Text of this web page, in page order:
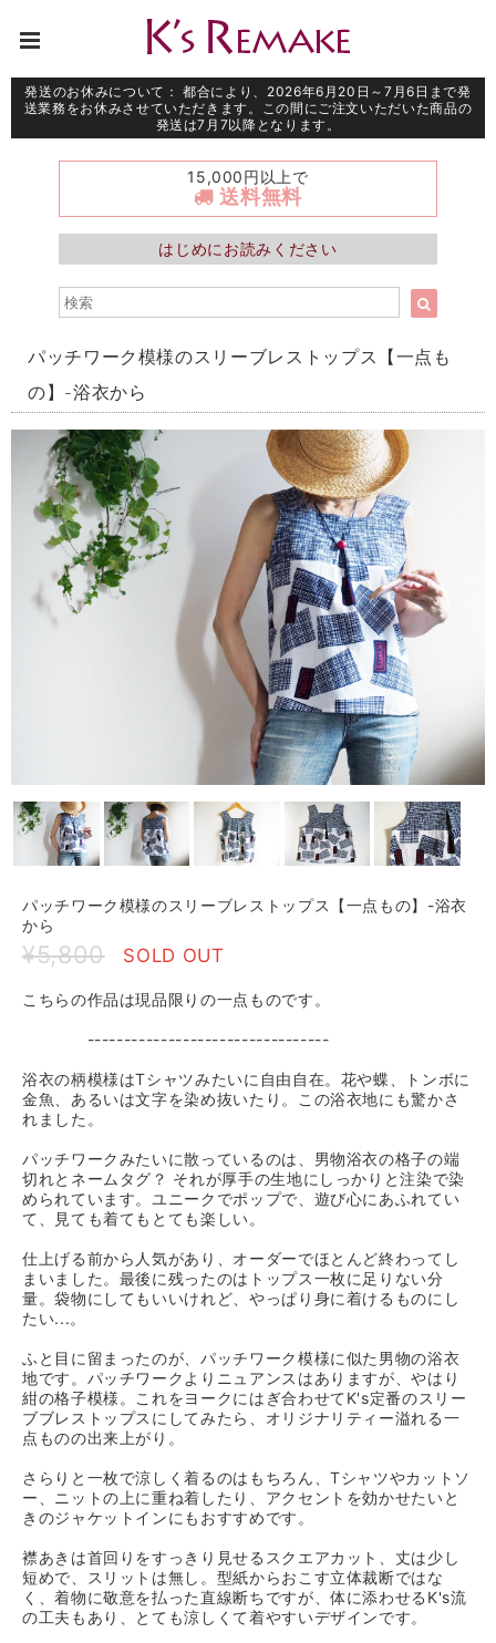
発送のお休みについて： 都合により、2026年6月20日～7月6日まで発
送業務をお休みさせていただきます。この間にご注文いただいた商品の
発送は7月7以降となります。
15,000円以上で
送料無料
はじめにお読みください
パッチワーク模様のスリーブレストップス【一点も
の】-浴衣から
パッチワーク模様のスリーブレストップス【一点もの】-浴衣
から
¥5,800 SOLD OUT
こちらの作品は現品限りの一点ものです。
---------------------------------
浴衣の柄模様はTシャツみたいに自由自在。花や蝶、トンボに
金魚、あるいは文字を染め抜いたり。この浴衣地にも驚かさ
れました。
パッチワークみたいに散っているのは、男物浴衣の格子の端
切れとネームタグ？ それが厚手の生地にしっかりと注染で染
められています。ユニークでポップで、遊び心にあふれてい
て、見ても着てもとても楽しい。
仕上げる前から人気があり、オーダーでほとんど終わってし
まいました。最後に残ったのはトップス一枚に足りない分
量。袋物にしてもいいけれど、やっぱり身に着けるものにし
たい...。
ふと目に留まったのが、パッチワーク模様に似た男物の浴衣
地です。パッチワークよりニュアンスはありますが、やはり
紺の格子模様。これをヨークにはぎ合わせてK's定番のスリー
ブブレストップスにしてみたら、オリジナリティー溢れる一
点ものの出来上がり。
さらりと一枚で涼しく着るのはもちろん、Tシャツやカットソ
ー、ニットの上に重ね着したり、アクセントを効かせたいと
きのジャケットインにもおすすめです。
襟あきは首回りをすっきり見せるスクエアカット、丈は少し
短めで、スリットは無し。型紙からおこす立体裁断ではな
く、着物に敬意を払った直線断ちですが、体に添わせるK's流
の工夫もあり、とても涼しくて着やすいデザインです。